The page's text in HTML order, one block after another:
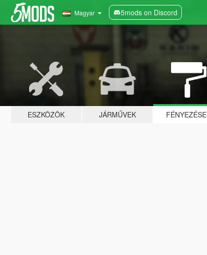
Magyar 5mods on Discord
ESZKÖZÖK JÁRMŰVEK